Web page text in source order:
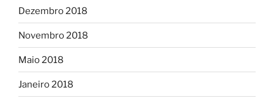
Dezembro 2018
Novembro 2018
Maio 2018
Janeiro 2018